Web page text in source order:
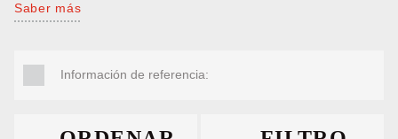
Saber más
Información de referencia: